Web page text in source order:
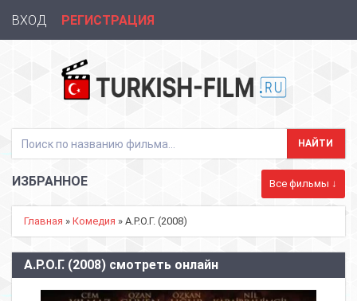
ВХОД РЕГИСТРАЦИЯ
ИЗБРАННОЕ Все фильмы ↓
Главная » Комедия » А.Р.О.Г. (2008)
А.Р.О.Г. (2008) смотреть онлайн